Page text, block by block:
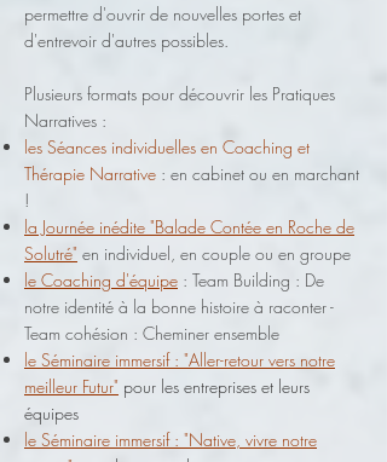
permettre d'ouvrir de nouvelles portes et
d'entrevoir d'autres possibles.
Plusieurs formats pour découvrir les Pratiques
Narratives :
les Séances individuelles en Coaching et
Thérapie Narrative : en cabinet ou en marchant
!
la Journée inédite "Balade Contée en Roche de
Solutré" en individuel, en couple ou en groupe
le Coaching d'équipe : Team Building : De
notre identité à la bonne histoire à raconter -
Team cohésion : Cheminer ensemble
le Séminaire immersif : "Aller-retour vers notre
meilleur Futur" pour les entreprises et leurs
équipes
le Séminaire immersif : "Native, vivre notre